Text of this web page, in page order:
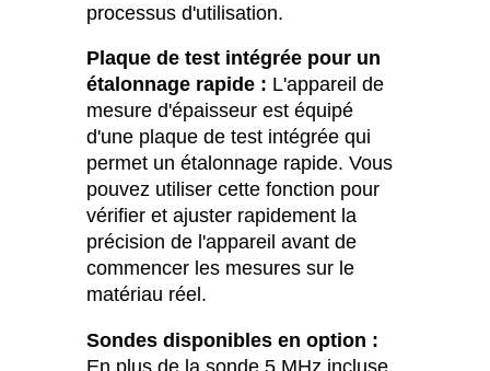
processus d'utilisation.
Plaque de test intégrée pour un
étalonnage rapide : L'appareil de
mesure d'épaisseur est équipé
d'une plaque de test intégrée qui
permet un étalonnage rapide. Vous
pouvez utiliser cette fonction pour
vérifier et ajuster rapidement la
précision de l'appareil avant de
commencer les mesures sur le
matériau réel.
Sondes disponibles en option :